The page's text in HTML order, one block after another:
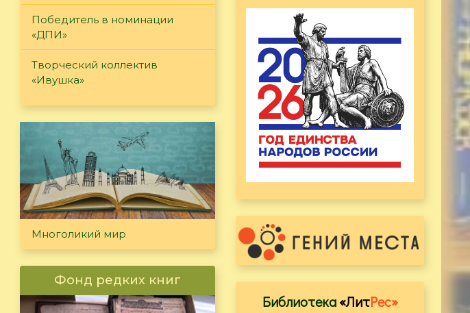
Победитель в номинации
«ДПИ»
Творческий коллектив
«Ивушка»
Многоликий мир
Фонд редких книг
Библиотека«ЛитРес»